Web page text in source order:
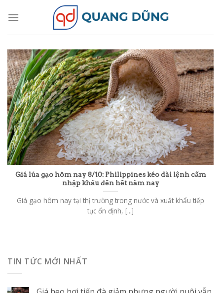
Giá lúa gạo hôm nay 8/10: Philippines kéo dài lệnh cấm
nhập khẩu đến hết năm nay
Giá gạo hôm nay tại thị trường trong nước và xuất khẩu tiếp
tục ổn định, [...]
TIN TỨC MỚI NHẤT